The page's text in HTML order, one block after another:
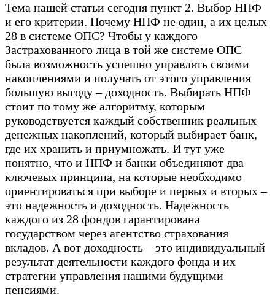
Тема нашей статьи сегодня пункт 2. Выбор НПФ
и его критерии. Почему НПФ не один, а их целых
28 в системе ОПС? Чтобы у каждого
Застрахованного лица в той же системе ОПС
была возможность успешно управлять своими
накоплениями и получать от этого управления
большую выгоду – доходность. Выбирать НПФ
стоит по тому же алгоритму, которым
руководствуется каждый собственник реальных
денежных накоплений, который выбирает банк,
где их хранить и приумножать. И тут уже
понятно, что и НПФ и банки объединяют два
ключевых принципа, на которые необходимо
ориентироваться при выборе и первых и вторых –
это надежность и доходность. Надежность
каждого из 28 фондов гарантирована
государством через агентство страхования
вкладов. А вот доходность – это индивидуальный
результат деятельности каждого фонда и их
стратегии управления нашими будущими
пенсиями.